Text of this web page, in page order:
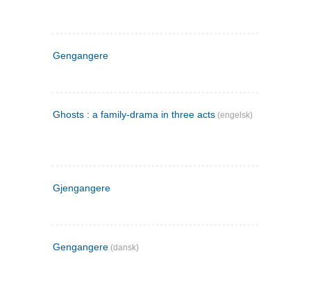
Gengangere
Ghosts : a family-drama in three acts (engelsk)
Gjengangere
Gengangere (dansk)